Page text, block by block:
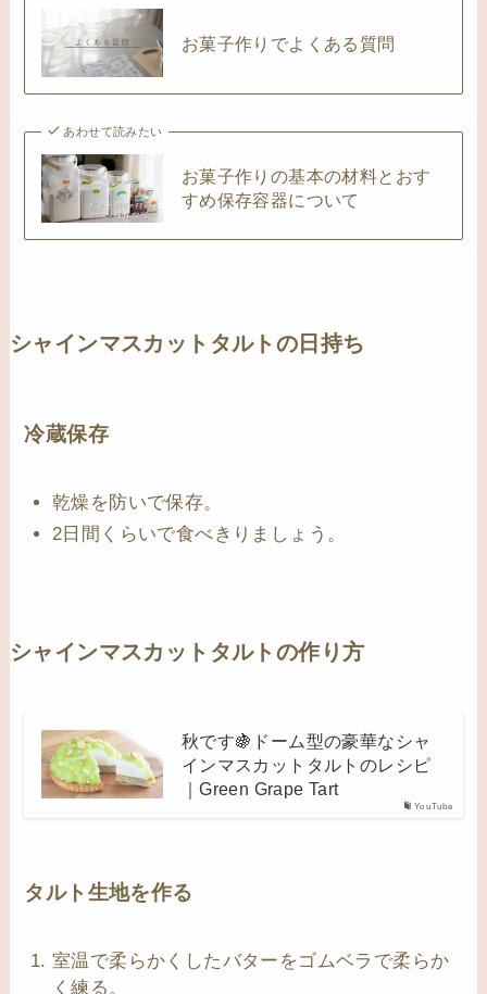
お菓子作りでよくある質問
あわせて読みたい
お菓子作りの基本の材料とおす
すめ保存容器について
シャインマスカットタルトの日持ち
冷蔵保存
乾燥を防いで保存。
2日間くらいで食べきりましょう。
シャインマスカットタルトの作り方
YouTube
秋です🍇ドーム型の豪華なシャ
インマスカットタルトのレシピ
｜Green Grape Tart
タルト生地を作る
室温で柔らかくしたバターをゴムベラで柔らか
く練る。